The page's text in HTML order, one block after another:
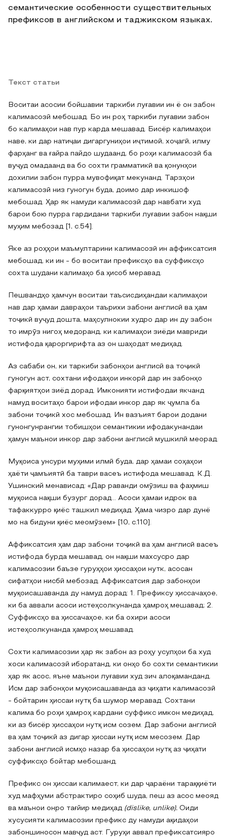
семантические особенности существительных
префиксов в английском и таджикском языках.
Текст статьи
Воситаи асосии бойшавии таркиби луғавии ин ё он забон
калимасозӣ мебошад. Бо ин роҳ таркиби луғавии забон
бо калимаҳои нав пур карда мешавад. Бисёр калимаҳои
наве, ки дар натиҷаи дигаргуниҳои иҷтимоӣ, хоҷагӣ, илму
фарҳанг ва ғайра пайдо шудаанд, бо роҳи калимасозӣ ба
вуҷуд омадаанд ва бо сохти грамматикӣ ва қонунҳои
дохилии забон пурра мувофиқат мекунанд. Тарзҳои
калимасозӣ низ гуногун буда, доимо дар инкишоф
мебошад. Ҳар як намуди калимасозӣ дар навбати худ
барои бою пурра гардидани таркиби луғавии забон нақши
муҳим мебозад [1, с.54].
Яке аз роҳҳои маъмултарини калимасозӣ ин аффиксатсия
мебошад, ки ин - бо воситаи префиксҳо ва суффиксҳо
сохта шудани калимаҳо ба ҳисоб меравад.
Пешвандҳо ҳамчун воситаи таъсисдиҳандаи калимаҳои
нав дар ҳамаи давраҳои таърихи забони англисӣ ва ҳам
тоҷикӣ вуҷуд дошта, маҳсулнокии худро дар ин ду забон
то имрӯз нигоҳ медоранд, ки калимаҳои зиёди мавриди
истифода қароргирифта аз он шаҳодат медиҳад.
Аз сабаби он, ки таркиби забонҳои англисӣ ва тоҷикӣ
гуногун аст, сохтани ифодаҳои инкорӣ дар ин забонҳо
фарқиятҳои зиёд дорад. Имконияти истифодаи якчанд
намуд воситаҳо барои ифодаи инкор дар як ҷумла ба
забони тоҷикӣ хос мебошад. Ин вазъият барои додани
гунонгунрангии тобишҳои семантикии ифодакунандаи
ҳамун маънои инкор дар забони англисӣ мушкилӣ меорад.
Муқоиса унсури муҳими илмӣ буда, дар ҳамаи соҳаҳои
ҳаёти ҷамъиятӣ ба таври васеъ истифода мешавад. К.Д.
Ушинский менависад: «Дар раванди омӯзиш ва фаҳмиш
муқоиса нақши бузург дорад… Асоси ҳамаи идрок ва
тафаккурро қиёс ташкил медиҳад. Ҳама чизро дар дунё
мо на бидуни қиёс меомӯзем» [10, с.110].
Аффиксатсия ҳам дар забони тоҷикӣ ва ҳам англисӣ васеъ
истифода бурда мешавад, он нақши махсусро дар
калимасозии баъзе гуруҳҳои ҳиссаҳои нутк, асосан
сифатҳои нисбӣ мебозад. Аффиксатсия дар забонҳои
муқоисашаванда ду намуд дорад: 1. Префиксу ҳиссачаҳое,
ки ба аввали асоси истеҳсолкунанда ҳамроҳ мешавад; 2.
Суффиксҳо ва ҳиссачаҳое, ки ба охири асоси
истеҳсолкунанда ҳамроҳ мешавад.
Сохти калимасозии ҳар як забон аз роҳу усулҳои ба худ
хоси калимасозӣ иборатанд, ки онҳо бо сохти семантикии
ҳар як асос, яъне маънои луғавии худ зич алоқаманданд.
Исм дар забонҳои муқоисашаванда аз ҷиҳати калимасозӣ
- бойтарин ҳиссаи нутқ ба шумор меравад. Сохтани
калима бо роҳи ҳамроҳ кардани суффикс имкон медиҳад,
ки аз бисёр ҳиссаҳои нутқ исм созем. Дар забони англисӣ
ва ҳам тоҷикӣ аз дигар ҳиссаи нутқ исм месозем. Дар
забони англисӣ исмҳо назар ба ҳиссаҳои нутқ аз ҷиҳати
суффиксҳо бойтар мебошанд.
Префикс он ҳиссаи калимаест, ки дар ҷараёни тараққиёти
худ мафҳуми абстрактиро соҳиб шуда, пеш аз асос меояд
ва маънои онро тағйир медиҳад (dislike, unlike). Оиди
хусусияти калимасозии префикс ду намуди ақидаҳои
забоншиносон мавҷуд аст. Гуруҳи аввал префиксатсияро